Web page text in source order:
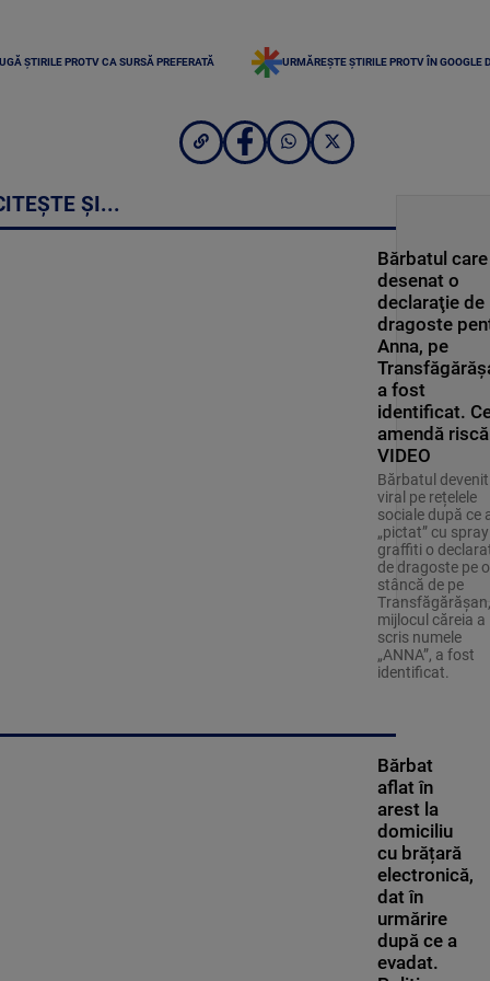
ȘTIRILE PROTV CA SURSĂ PREFERATĂ URMĂREȘTE ȘTIRILE PROTV ÎN GOOGLE
ȘI...
Bărbatul
desenat o
declaraţie de
dragoste
Anna, pe
a fost
identificat.
amendă
VIDEO
Bărbatul devenit
viral pe rețelele
sociale după ce
„pictat” cu spray
graffiti o
de dragoste pe o
stâncă de pe
mijlocul căreia a
scris numele
„ANNA”, a fost
identificat.
Bărbat
aflat în
arest la
domiciliu
cu brățară
electronică,
dat în
urmărire
după ce a
evadat.